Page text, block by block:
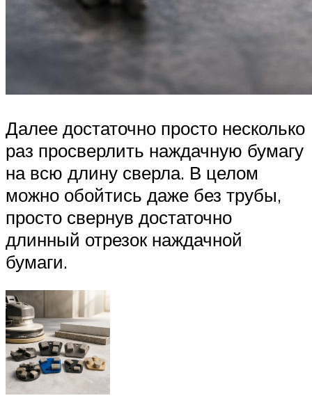
Далее достаточно просто несколько
раз просверлить наждачную бумагу
на всю длину сверла. В целом
можно обойтись даже без трубы,
просто свернув достаточно
длинный отрезок наждачной
бумаги.